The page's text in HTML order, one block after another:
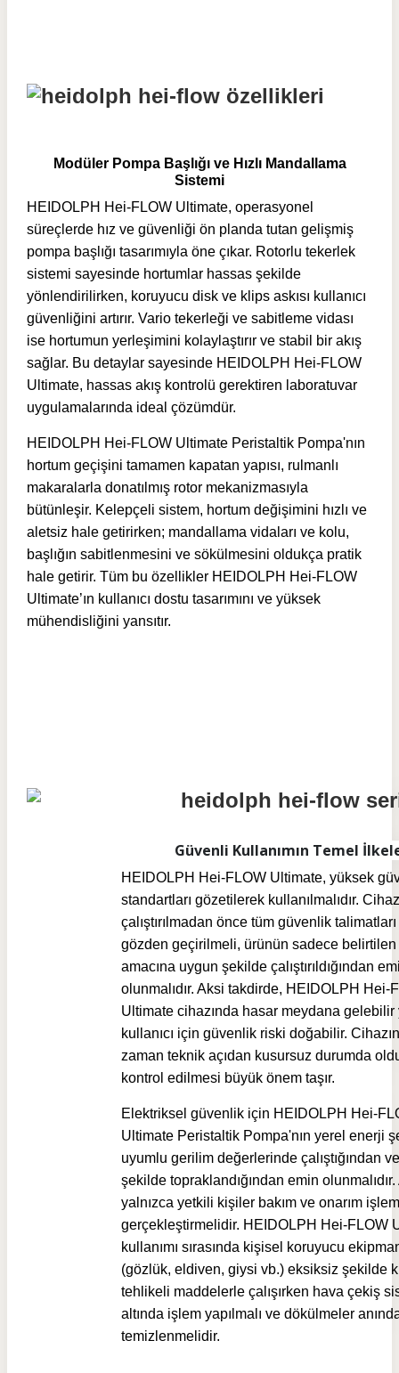
Modüler Pompa Başlığı ve Hızlı Mandallama
Sistemi
HEIDOLPH Hei-FLOW Ultimate, operasyonel
süreçlerde hız ve güvenliği ön planda tutan gelişmiş
pompa başlığı tasarımıyla öne çıkar. Rotorlu tekerlek
sistemi sayesinde hortumlar hassas şekilde
yönlendirilirken, koruyucu disk ve klips askısı kullanıcı
güvenliğini artırır. Vario tekerleği ve sabitleme vidası
ise hortumun yerleşimini kolaylaştırır ve stabil bir akış
sağlar. Bu detaylar sayesinde HEIDOLPH Hei-FLOW
Ultimate, hassas akış kontrolü gerektiren laboratuvar
uygulamalarında ideal çözümdür.
HEIDOLPH Hei-FLOW Ultimate Peristaltik Pompa'nın
hortum geçişini tamamen kapatan yapısı, rulmanlı
makaralarla donatılmış rotor mekanizmasıyla
bütünleşir. Kelepçeli sistem, hortum değişimini hızlı ve
aletsiz hale getirirken; mandallama vidaları ve kolu,
başlığın sabitlenmesini ve sökülmesini oldukça pratik
hale getirir. Tüm bu özellikler HEIDOLPH Hei-FLOW
Ultimate’ın kullanıcı dostu tasarımını ve yüksek
mühendisliğini yansıtır.
Güvenli Kullanımın Temel
HEIDOLPH Hei-FLOW Ultimate, yüksek
standartları gözetilerek kullanılmalıdır. Cihaz
çalıştırılmadan önce tüm güvenlik
gözden geçirilmeli, ürünün sadece belirtilen
amacına uygun şekilde çalıştırıldığından
olunmalıdır. Aksi takdirde, HEIDOLPH Hei-
Ultimate cihazında hasar meydana gelebilir
kullanıcı için güvenlik riski doğabilir.
zaman teknik açıdan kusursuz durumda
kontrol edilmesi büyük önem taşır.
Elektriksel güvenlik için HEIDOLPH Hei-
Ultimate Peristaltik Pompa'nın yerel enerji
uyumlu gerilim değerlerinde çalıştığından
şekilde topraklandığından emin olunmalıdır.
yalnızca yetkili kişiler bakım ve onarım
gerçekleştirmelidir. HEIDOLPH Hei-FLOW
kullanımı sırasında kişisel koruyucu
(gözlük, eldiven, giysi vb.) eksiksiz şekilde
tehlikeli maddelerle çalışırken hava çekiş
altında işlem yapılmalı ve dökülmeler
temizlenmelidir.